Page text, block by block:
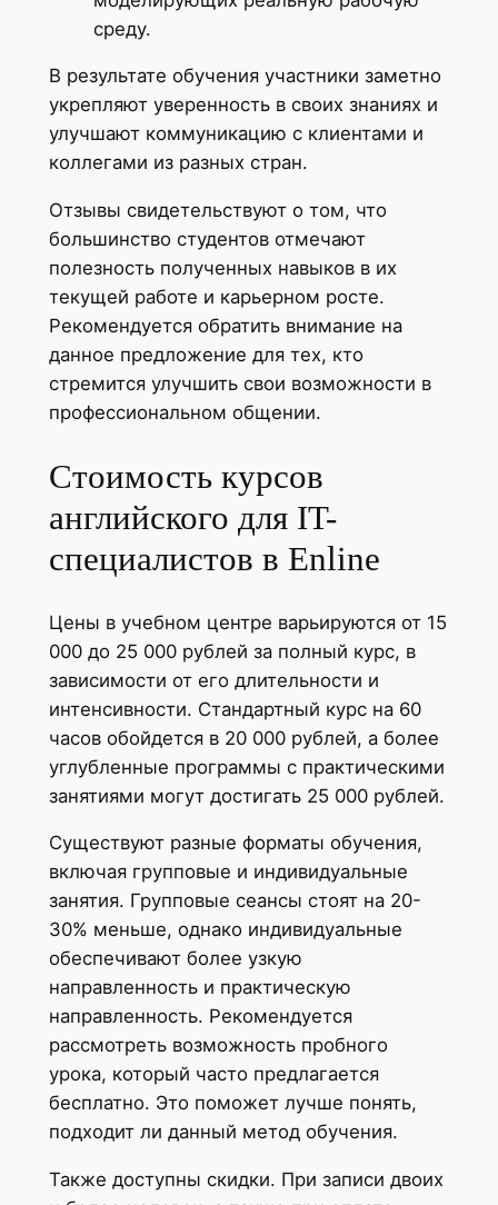
среду.
В результате обучения участники заметно
укрепляют уверенность в своих знаниях и
улучшают коммуникацию с клиентами и
коллегами из разных стран.
Отзывы свидетельствуют о том, что
большинство студентов отмечают
полезность полученных навыков в их
текущей работе и карьерном росте.
Рекомендуется обратить внимание на
данное предложение для тех, кто
стремится улучшить свои возможности в
профессиональном общении.
Стоимость курсов
английского для IT-
специалистов в Enline
Цены в учебном центре варьируются от 15
000 до 25 000 рублей за полный курс, в
зависимости от его длительности и
интенсивности. Стандартный курс на 60
часов обойдется в 20 000 рублей, а более
углубленные программы с практическими
занятиями могут достигать 25 000 рублей.
Существуют разные форматы обучения,
включая групповые и индивидуальные
занятия. Групповые сеансы стоят на 20-
30% меньше, однако индивидуальные
обеспечивают более узкую
направленность и практическую
направленность. Рекомендуется
рассмотреть возможность пробного
урока, который часто предлагается
бесплатно. Это поможет лучше понять,
подходит ли данный метод обучения.
Также доступны скидки. При записи двоих